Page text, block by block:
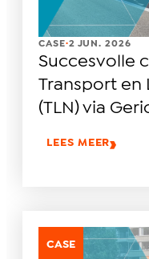
CASE.2 JUN. 2026
Succesvolle
Transport en
(TLN) via
LEES MEER
CASE